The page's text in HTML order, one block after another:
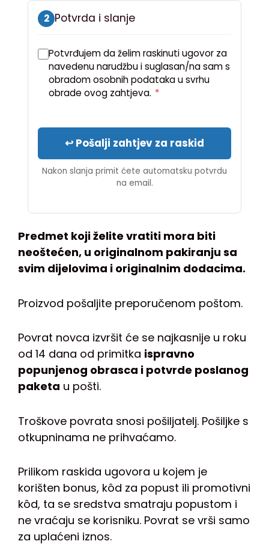
2 Potvrda i slanje
Potvrđujem da želim raskinuti ugovor za
navedenu narudžbu i suglasan/na sam s
obradom osobnih podataka u svrhu
obrade ovog zahtjeva. *
↩ Pošalji zahtjev za raskid
Nakon slanja primit ćete automatsku potvrdu
na email.
Predmet koji želite vratiti mora biti
neoštećen, u originalnom pakiranju sa
svim dijelovima i originalnim dodacima.
Proizvod pošaljite preporučenom poštom.
Povrat novca izvršit će se najkasnije u roku
od 14 dana od primitka ispravno
popunjenog obrasca i potvrde poslanog
paketa u pošti.
Troškove povrata snosi pošiljatelj. Pošiljke s
otkupninama ne prihvaćamo.
Prilikom raskida ugovora u kojem je
korišten bonus, kôd za popust ili promotivni
kôd, ta se sredstva smatraju popustom i
ne vraćaju se korisniku. Povrat se vrši samo
za uplaćeni iznos.